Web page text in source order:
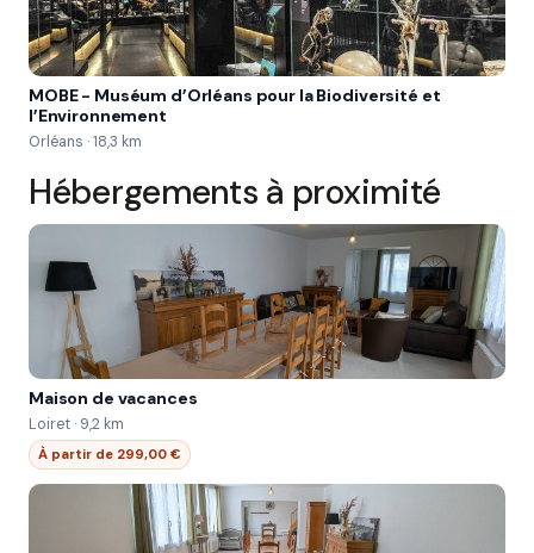
MOBE - Muséum d’Orléans pour la Biodiversité et
l’Environnement
Orléans · 18,3 km
Hébergements à proximité
Maison de vacances
Loiret · 9,2 km
À partir de 299,00 €